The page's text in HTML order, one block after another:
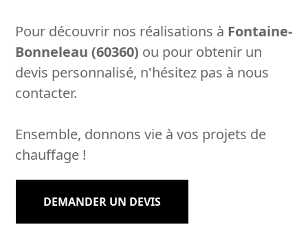
Pour découvrir nos réalisations à Fontaine-
Bonneleau (60360) ou pour obtenir un
devis personnalisé, n'hésitez pas à nous
contacter.
Ensemble, donnons vie à vos projets de
chauffage !
DEMANDER UN DEVIS